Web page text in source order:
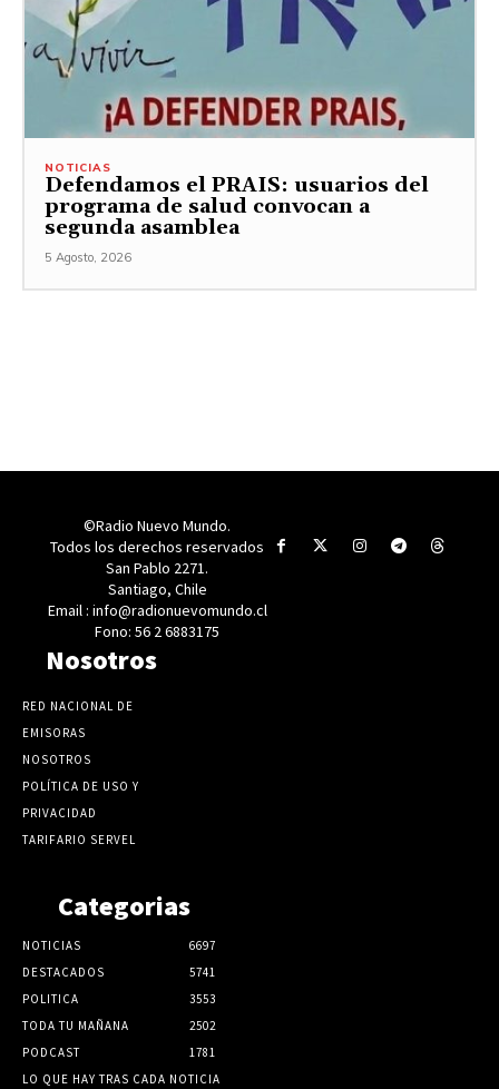
NOTICIAS
Defendamos el PRAIS: usuarios del
programa de salud convocan a
segunda asamblea
5 Agosto, 2026
©Radio Nuevo Mundo.
Todos los derechos reservados
San Pablo 2271.
Santiago, Chile
Email : info@radionuevomundo.cl
Fono: 56 2 6883175
Nosotros
RED NACIONAL DE
EMISORAS
NOSOTROS
POLÍTICA DE USO Y
PRIVACIDAD
TARIFARIO SERVEL
Categorias
NOTICIAS
6697
DESTACADOS
5741
POLITICA
3553
TODA TU MAÑANA
2502
PODCAST
1781
LO QUE HAY TRAS CADA NOTICIA